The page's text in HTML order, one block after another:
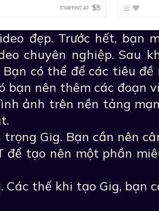
đẹp. Trước hết, bạn
chuyên nghiệp. Sau
có thể để các tiêu đề
nên thêm các đoạn
ảnh trên nền tảng
Gig. Bạn cần nên
để tạo nên một phần
thế khi tạo Gig, bạn